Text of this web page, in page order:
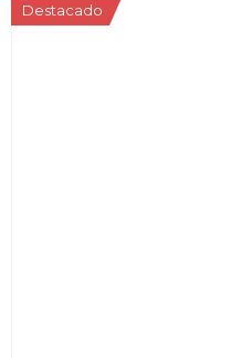
Destacado